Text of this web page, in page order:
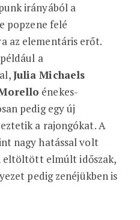
irányából a
popzene felé
az elementáris erőt.
a
Julia Michaels
énekes-
pedig egy új
a rajongókat. A
nagy hatással volt
eltöltött elmúlt időszak,
pedig zenéjükben is